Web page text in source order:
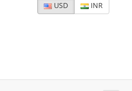
USD INR